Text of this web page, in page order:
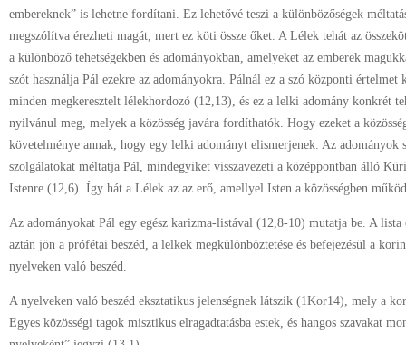
embereknek” is lehetne fordítani. Ez lehetővé teszi a különbözőségek
megszólítva érezheti magát, mert ez köti össze őket. A Lélek tehát az
a különböző tehetségekben és adományokban, amelyeket az emberek
szót használja Pál ezekre az adományokra. Pálnál ez a szó központi értelmet
minden megkeresztelt lélekhordozó (12,13), és ez a lelki adomány konkrét
nyilvánul meg, melyek a közösség javára fordíthatók. Hogy ezeket a
követelménye annak, hogy egy lelki adományt elismerjenek. Az adományok
szolgálatokat méltatja Pál, mindegyiket visszavezeti a középpontban álló
Istenre (12,6). Így hát a Lélek az az erő, amellyel Isten a közösségben
Az adományokat Pál egy egész karizma-listával (12,8-10) mutatja be. A lista
aztán jön a prófétai beszéd, a lelkek megkülönböztetése és befejezésül a
nyelveken való beszéd.
A nyelveken való beszéd eksztatikus jelenségnek látszik (1Kor14), mely a
Egyes közösségi tagok misztikus elragadtatásba estek, és hangos szavakat